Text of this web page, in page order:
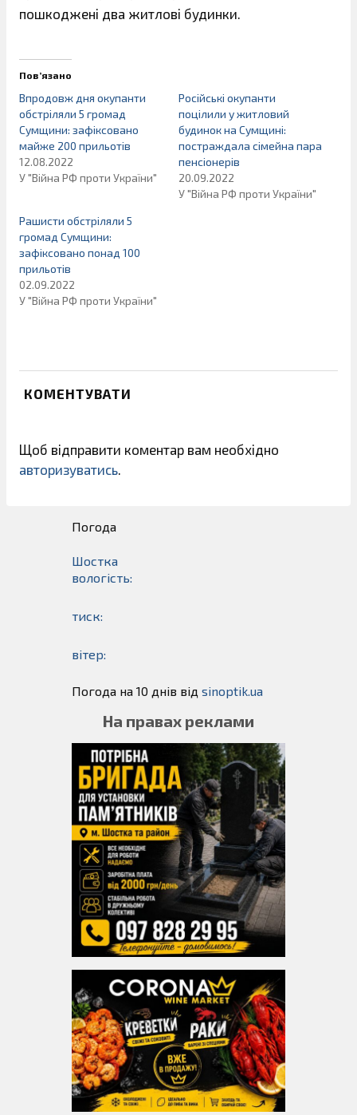
пошкоджені два житлові будинки.
Пов’язано
Впродовж дня окупанти
обстріляли 5 громад
Сумщини: зафіксовано
майже 200 прильотів
12.08.2022
У "Війна РФ проти України"
Російські окупанти
поцілили у житловий
будинок на Сумщині:
постраждала сімейна пара
пенсіонерів
20.09.2022
У "Війна РФ проти України"
Рашисти обстріляли 5
громад Сумщини:
зафіксовано понад 100
прильотів
02.09.2022
У "Війна РФ проти України"
КОМЕНТУВАТИ
Щоб відправити коментар вам необхідно
авторизуватись
Погода
Шостка
вологість:
тиск:
вітер:
Погода на 10 днів від sinoptik.ua
На правах реклами